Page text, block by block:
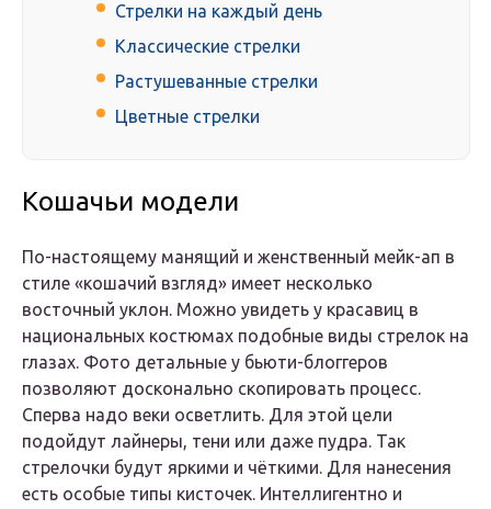
Стрелки на каждый день
Классические стрелки
Растушеванные стрелки
Цветные стрелки
Кошачьи модели
По-настоящему манящий и женственный мейк-ап в
стиле «кошачий взгляд» имеет несколько
восточный уклон. Можно увидеть у красавиц в
национальных костюмах подобные виды стрелок на
глазах. Фото детальные у бьюти-блоггеров
позволяют досконально скопировать процесс.
Сперва надо веки осветлить. Для этой цели
подойдут лайнеры, тени или даже пудра. Так
стрелочки будут яркими и чёткими. Для нанесения
есть особые типы кисточек. Интеллигентно и